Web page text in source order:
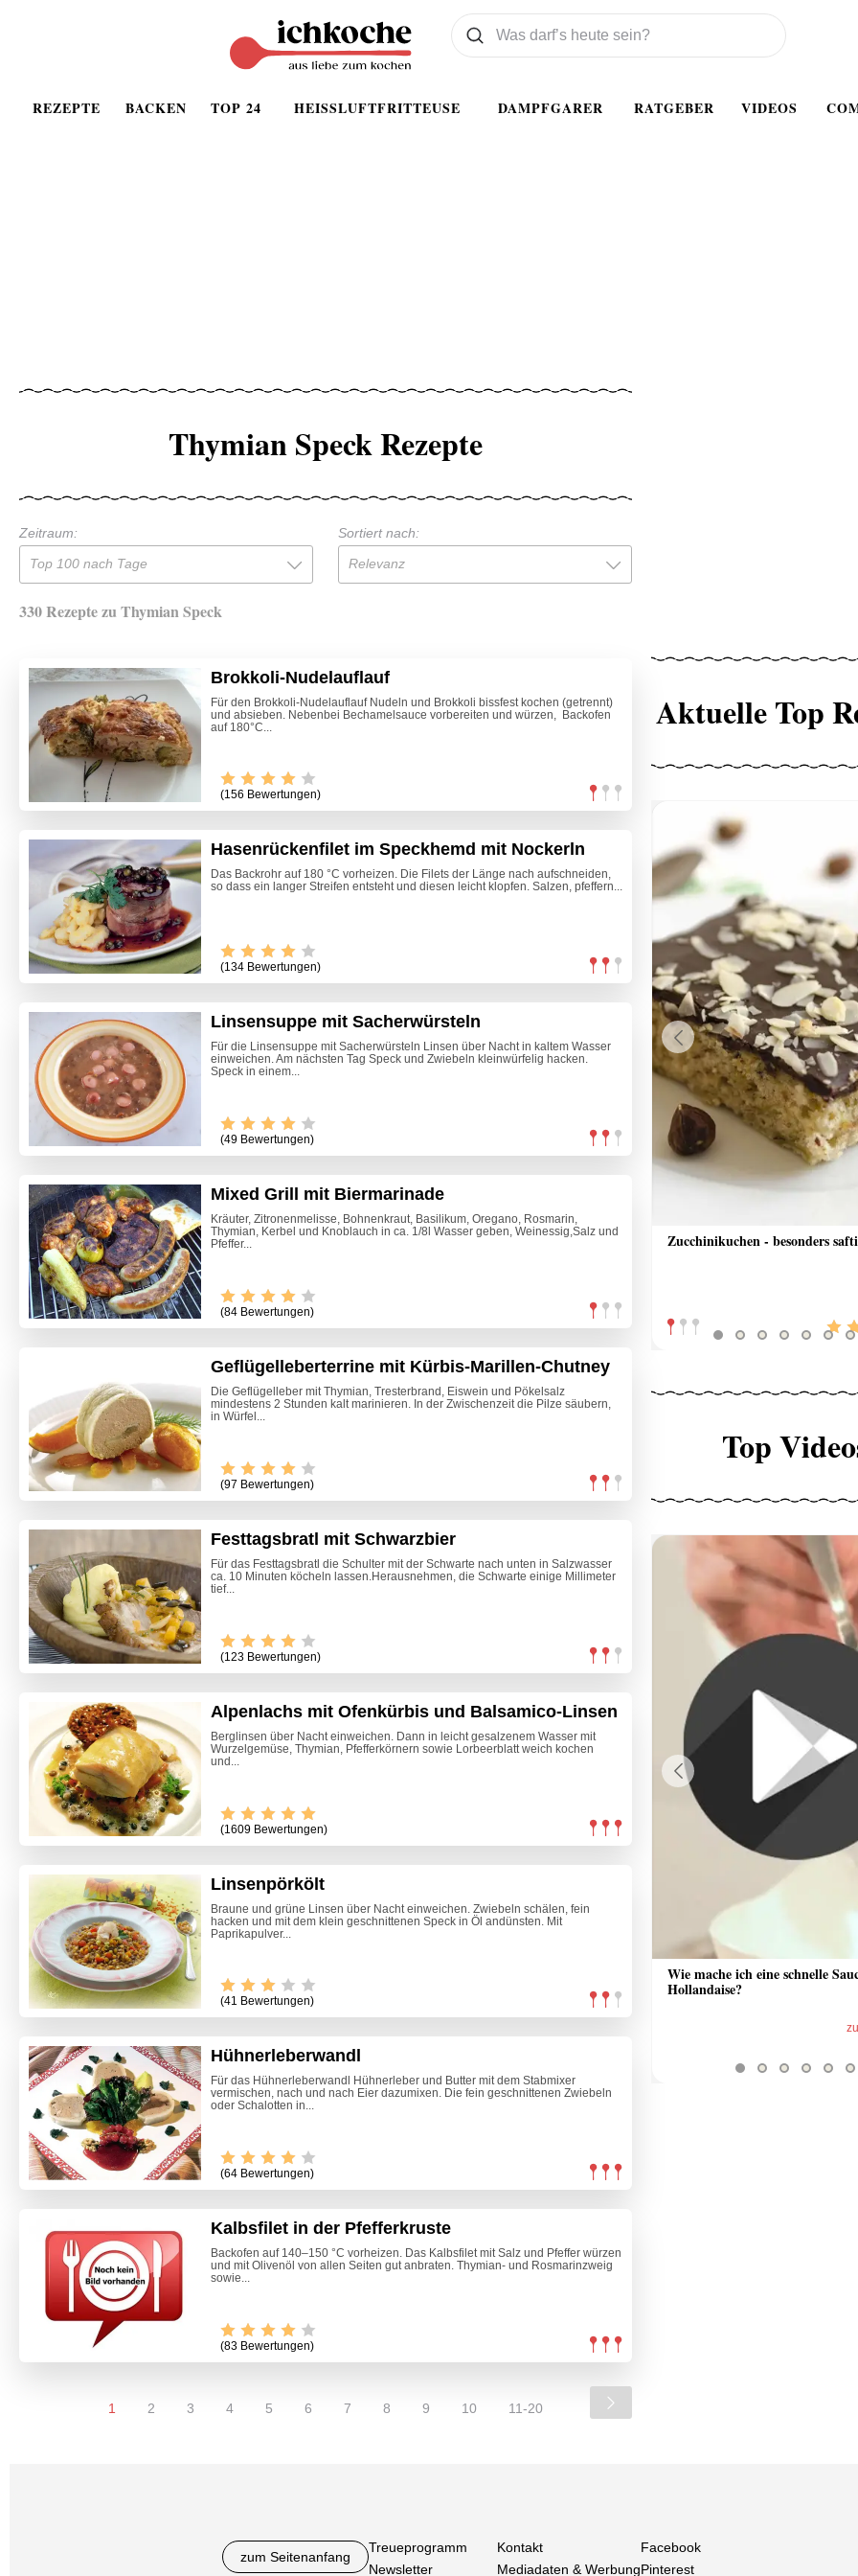
REZEPTE BACKEN TOP 24 HEISSLUFTFRITTEUSE DAMPFGARER RATGEBER VIDEOS
Was wollen Sie suchen
Suchen
Thymian Speck Rezepte
Zeitraum:
Top 100 nach Tage
Sortiert nach:
Relevanz
330 Rezepte zu Thymian Speck
Brokkoli-Nudelauflauf
Für den Brokkoli-Nudelauflauf Nudeln und Brokkoli bissfest kochen (getrennt)
und absieben. Nebenbei Bechamelsauce vorbereiten und würzen, Backofen
auf 180°C...
(156 Bewertungen)
Hasenrückenfilet im Speckhemd mit Nockerln
Das Backrohr auf 180 °C vorheizen. Die Filets der Länge nach aufschneiden,
so dass ein langer Streifen entsteht und diesen leicht klopfen. Salzen, pfeffern...
(134 Bewertungen)
Linsensuppe mit Sacherwürsteln
Für die Linsensuppe mit Sacherwürsteln Linsen über Nacht in kaltem Wasser
einweichen. Am nächsten Tag Speck und Zwiebeln kleinwürfelig hacken.
Speck in einem...
(49 Bewertungen)
Mixed Grill mit Biermarinade
Kräuter, Zitronenmelisse, Bohnenkraut, Basilikum, Oregano, Rosmarin,
Thymian, Kerbel und Knoblauch in ca. 1/8l Wasser geben, Weinessig,Salz und
Pfeffer...
(84 Bewertungen)
Geflügelleberterrine mit Kürbis-Marillen-Chutney
Die Geflügelleber mit Thymian, Tresterbrand, Eiswein und Pökelsalz
mindestens 2 Stunden kalt marinieren. In der Zwischenzeit die Pilze säubern,
in Würfel...
(97 Bewertungen)
Festtagsbratl mit Schwarzbier
Für das Festtagsbratl die Schulter mit der Schwarte nach unten in Salzwasser
ca. 10 Minuten köcheln lassen.Herausnehmen, die Schwarte einige Millimeter
tief...
(123 Bewertungen)
Alpenlachs mit Ofenkürbis und Balsamico-Linsen
Berglinsen über Nacht einweichen. Dann in leicht gesalzenem Wasser mit
Wurzelgemüse, Thymian, Pfefferkörnern sowie Lorbeerblatt weich kochen
und...
(1609 Bewertungen)
Linsenpörkölt
Braune und grüne Linsen über Nacht einweichen. Zwiebeln schälen, fein
hacken und mit dem klein geschnittenen Speck in Öl andünsten. Mit
Paprikapulver...
(41 Bewertungen)
Hühnerleberwandl
Für das Hühnerleberwandl Hühnerleber und Butter mit dem Stabmixer
vermischen, nach und nach Eier dazumixen. Die fein geschnittenen Zwiebeln
oder Schalotten in...
(64 Bewertungen)
Kalbsfilet in der Pfefferkruste
Backofen auf 140–150 °C vorheizen. Das Kalbsfilet mit Salz und Pfeffer würzen
und mit Olivenöl von allen Seiten gut anbraten. Thymian- und Rosmarinzweig
sowie...
(83 Bewertungen)
1 2 3 4 5 6 7 8 9 10 11-20
Aktuelle Top
Zucchinikuchen - besonders
Käsespätzle
Previous
Top
Wie mache ich eine schnelle
Hollandaise?
Previous
zum Seitenanfang
Treueprogramm
Newsletter
Kontakt
Mediadaten & Werbung
Facebook
Pinterest